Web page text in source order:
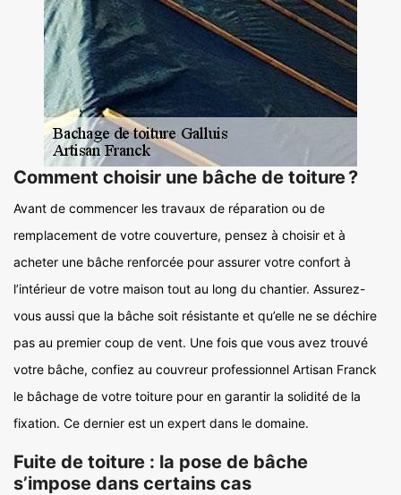
Comment choisir une bâche de toiture ?
Avant de commencer les travaux de réparation ou de
remplacement de votre couverture, pensez à choisir et à
acheter une bâche renforcée pour assurer votre confort à
l’intérieur de votre maison tout au long du chantier. Assurez-
vous aussi que la bâche soit résistante et qu’elle ne se déchire
pas au premier coup de vent. Une fois que vous avez trouvé
votre bâche, confiez au couvreur professionnel Artisan Franck
le bâchage de votre toiture pour en garantir la solidité de la
fixation. Ce dernier est un expert dans le domaine.
Fuite de toiture : la pose de bâche
s’impose dans certains cas